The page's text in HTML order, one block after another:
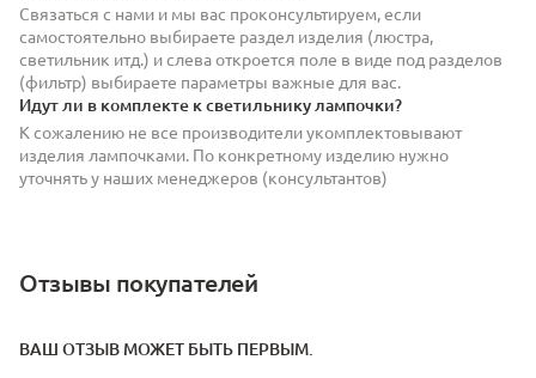
Связаться с нами и мы вас проконсультируем, если
самостоятельно выбираете раздел изделия (люстра,
светильник итд.) и слева откроется поле в виде под разделов
(фильтр) выбираете параметры важные для вас.
Идут ли в комплекте к светильнику лампочки?
К сожалению не все производители укомплектовывают
изделия лампочками. По конкретному изделию нужно
уточнять у наших менеджеров (консультантов)
Отзывы покупателей
ВАШ ОТЗЫВ МОЖЕТ БЫТЬ ПЕРВЫМ.